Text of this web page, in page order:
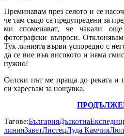
Преминавам през селото и се
че там също са предупредени за
ми споменават, че чакали
фотографски въпроси.
Тук линията върви успоредно с
да се вие във високото и няма
нужно!
Селски път ме праща до реката и
си харесвам за нощувка.
Тагове:БългарияДъскотна
линияЗаветЛистецЛуда Камчия